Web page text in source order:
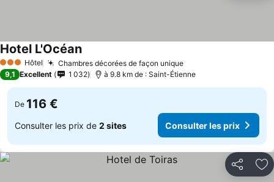
3 ÉtoilesHôtel Chambres décorées de façon unique
Hotel L'Océan
9,1 Excellent 1 032 à 9.8 km de : Saint-Étienne
De 116 €
Consulter les prix de 2 sites Consulter les prix
Partager